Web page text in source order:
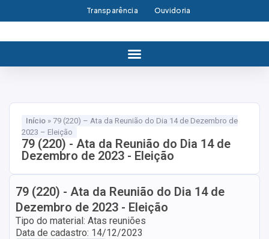
Transparência Ouvidoria
Início » 79 (220) – Ata da Reunião do Dia 14 de Dezembro de
2023 – Eleição
79 (220) - Ata da Reunião do Dia 14 de
Dezembro de 2023 - Eleição
79 (220) - Ata da Reunião do Dia 14 de
Dezembro de 2023 - Eleição
Tipo do material: Atas reuniões
Data de cadastro: 14/12/2023